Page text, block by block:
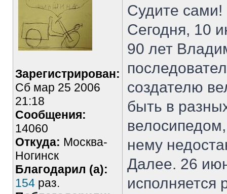
Зарегистрирован:
Сб мар 25 2006
21:18
Сообщения:
14060
Откуда: Москва-
Ногинск
Благодарил (а):
154 раз.
Судите сами!
Сегодня, 10
90 лет
создателю
быть в
нему
Далее. 26
исполняется